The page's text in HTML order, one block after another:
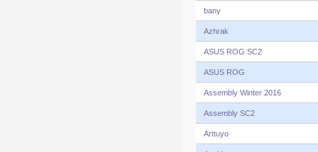
bany
Azhrak
ASUS ROG SC2
ASUS ROG
Assembly Winter 2016
Assembly SC2
Arttuyo